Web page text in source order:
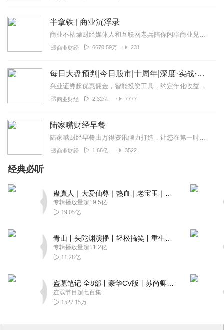
半拿铁 | 商业沉浮录
商业不枯燥财经媒体人和互联网老兵陪你闲聊商业见闻。来杯半拿铁，边喝边唠。
商业财经 6670.59万 231
每日大盘预判|今日股市|十周年|深度·实战·干货
兴业证券超优惠佣⾦，智能投资⼯具，约定年化收益率最⾼8.xx%多的新客理财。1v1专⼈服务。点击链接开户>>讲师介绍华飞多维度看盘体系创始人股市实战派讲师...
商业财经 2.32亿 7777
陆家嘴财经早餐
陆家嘴财经早餐由万得资讯倾力打造，让您在第一时间了解最全最新的财经资讯，上班族早上醒脑充电必备！（搜索微信公众号：Wind资讯或windzxsh，每天早晨推...
商业财经 1.66亿 3522
经典必听
专辑播放量超19.5亿
19.05亿
专辑播放量超11.2亿
11.28亿
连载节目超七百集
1527.15万